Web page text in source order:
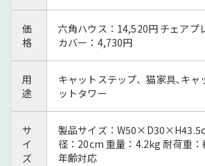
価
格
六角ハウス：14,520円 チェアプ
カバー：4,730円
用
途
キャットステップ、猫家具､キャ
ットタワー
サ
イ
ズ
製品サイズ：
径：20cm 重量：4.2kg 耐荷重
年齢対応